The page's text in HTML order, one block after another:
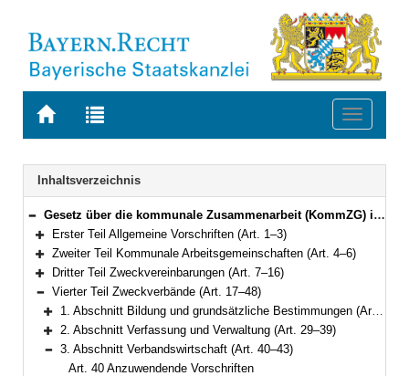
Zur
BAYERN.RECHT
Zur
letzten
Suche
Toggle
Navigation
Inhaltsverzeichnis
Bereich reduzieren
Gesetz über die kommunale Zusammenarbeit (KommZG) in der Fassung der Bekanntmachung vom 20. Juni 1994 (GVBl. S. 555; 1995 S. 98) BayRS 2020-6-1-I (Art. 1–56)
Bereich erweitern
Erster Teil Allgemeine Vorschriften (Art. 1–3)
Bereich erweitern
Zweiter Teil Kommunale Arbeitsgemeinschaften (Art. 4–6)
Bereich erweitern
Dritter Teil Zweckvereinbarungen (Art. 7–16)
Bereich reduzieren
Vierter Teil Zweckverbände (Art. 17–48)
Bereich erweitern
1. Abschnitt Bildung und grundsätzliche Bestimmungen (Art. 17–28)
Bereich erweitern
2. Abschnitt Verfassung und Verwaltung (Art. 29–39)
Bereich reduzieren
3. Abschnitt Verbandswirtschaft (Art. 40–43)
Art. 40 Anzuwendende Vorschriften